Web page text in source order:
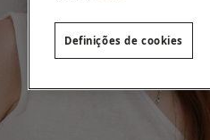
Definições de cookies